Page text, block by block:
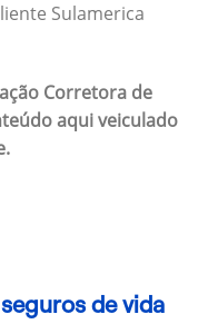
Sulamerica
Corretora de
aqui veiculado
de vida